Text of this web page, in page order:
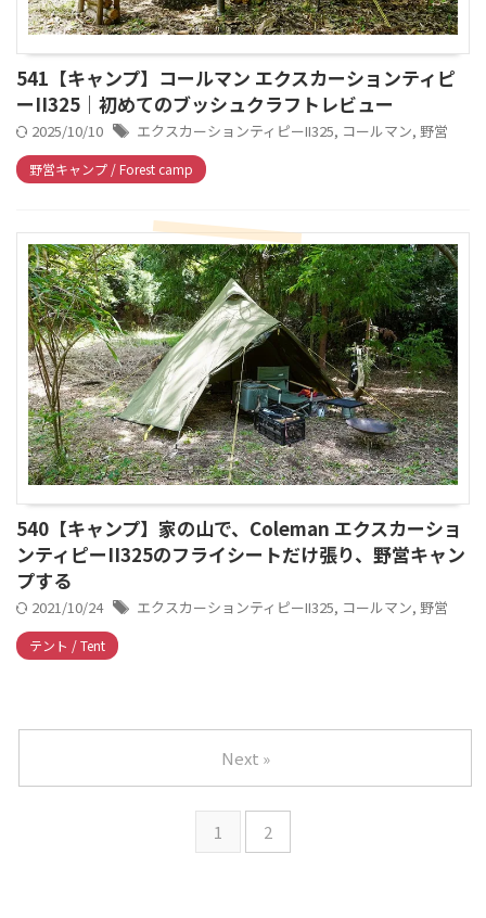
541【キャンプ】コールマン エクスカーションティピ
ーII325｜初めてのブッシュクラフトレビュー
2025/10/10 エクスカーションティピーII325, コールマン, 野営
野営キャンプ / Forest camp
540【キャンプ】家の山で、Coleman エクスカーショ
ンティピーII325のフライシートだけ張り、野営キャン
プする
2021/10/24 エクスカーションティピーII325, コールマン, 野営
テント / Tent
1 2
Next »